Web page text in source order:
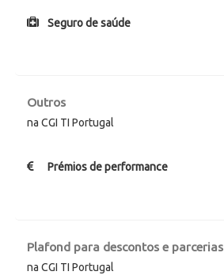
Seguro de saúde
Outros
na CGI TI Portugal
Prémios de performance
Plafond para descontos e parcerias
na CGI TI Portugal